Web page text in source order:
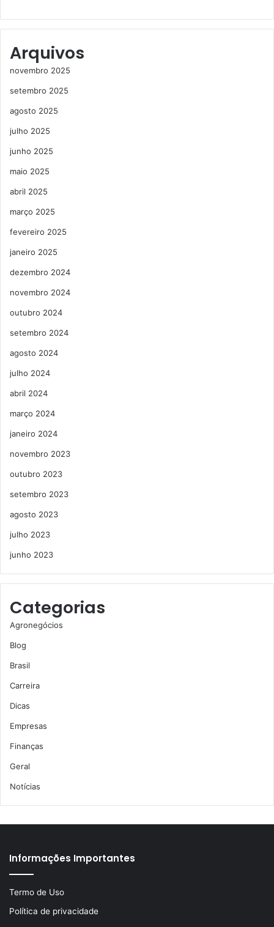
Arquivos
novembro 2025
setembro 2025
agosto 2025
julho 2025
junho 2025
maio 2025
abril 2025
março 2025
fevereiro 2025
janeiro 2025
dezembro 2024
novembro 2024
outubro 2024
setembro 2024
agosto 2024
julho 2024
abril 2024
março 2024
janeiro 2024
novembro 2023
outubro 2023
setembro 2023
agosto 2023
julho 2023
junho 2023
Categorias
Agronegócios
Blog
Brasil
Carreira
Dicas
Empresas
Finanças
Geral
Notícias
Informações Importantes
Termo de Uso
Política de privacidade